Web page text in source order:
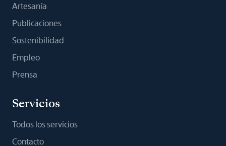
Artesanía
Publicaciones
Sostenibilidad
Empleo
Prensa
Servicios
Todos los servicios
Contacto